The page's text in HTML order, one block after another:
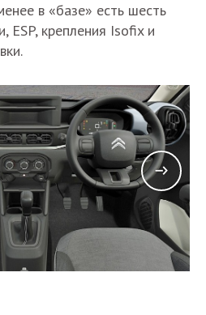
в «базе» есть шесть
ESP, крепления Isofix и